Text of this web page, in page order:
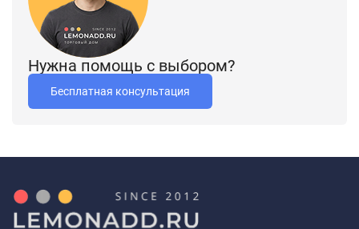
Нужна помощь с выбором?
Бесплатная консультация